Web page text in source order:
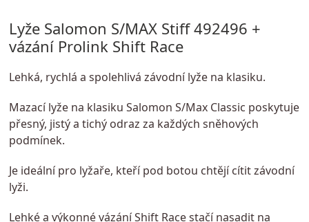
Lyže Salomon S/MAX Stiff 492496 +
vázání Prolink Shift Race
Lehká, rychlá a spolehlivá závodní lyže na klasiku.
Mazací lyže na klasiku Salomon S/Max Classic poskytuje
přesný, jistý a tichý odraz za každých sněhových
podmínek.
Je ideální pro lyžaře, kteří pod botou chtějí cítit závodní
lyži.
Lehké a výkonné vázání Shift Race stačí nasadit na